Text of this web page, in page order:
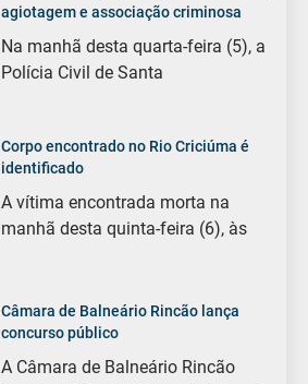
agiotagem e associação criminosa
Na manhã desta quarta-feira (5), a
Polícia Civil de Santa
Corpo encontrado no Rio Criciúma é
identificado
A vítima encontrada morta na
manhã desta quinta-feira (6), às
Câmara de Balneário Rincão lança
concurso público
A Câmara de Balneário Rincão